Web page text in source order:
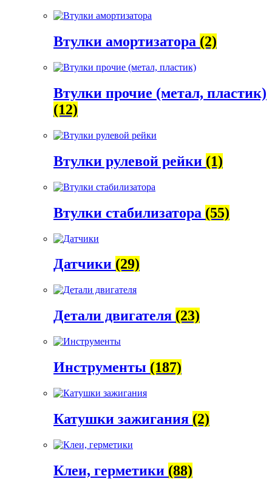
Втулки амортизатора (2)
Втулки прочие (метал, пластик)
(12)
Втулки рулевой рейки (1)
Втулки стабилизатора (55)
Датчики (29)
Детали двигателя (23)
Инструменты (187)
Катушки зажигания (2)
Клеи, герметики (88)